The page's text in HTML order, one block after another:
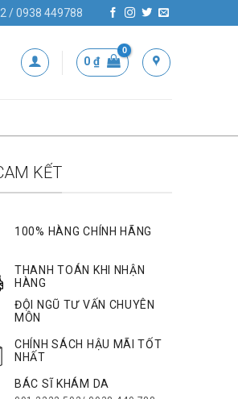
/ 0938 449788
0₫
KẾT
100% HÀNG CHÍNH HÃNG
THANH TOÁN KHI NHẬN
HÀNG
ĐỘI NGŨ TƯ VẤN CHUYÊN
MÔN
CHÍNH SÁCH HẬU MÃI TỐT
NHẤT
BÁC SĨ KHÁM DA